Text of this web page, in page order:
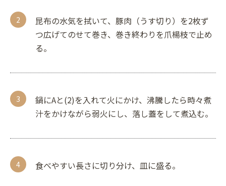
昆布の水気を拭いて、豚肉（うす切り）を2枚ず
つ広げてのせて巻き、巻き終わりを爪楊枝で止め
る。
鍋にAと(2)を入れて火にかけ、沸騰したら時々煮
汁をかけながら弱火にし、落し蓋をして煮込む。
食べやすい長さに切り分け、皿に盛る。